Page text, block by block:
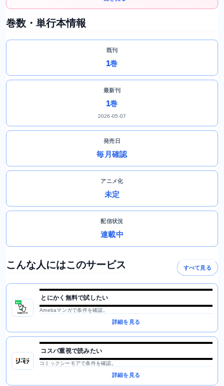
巻数・単行本情報
既刊
1巻
最新刊
1巻
2026-05-07
発売日
毎月確認
アニメ化
未定
配信状況
連載中
こんな人にはこのサービス すべて見る
とにかく無料で試したい
Amebaマンガで条件を確認。
詳細を見る
コスパ重視で読みたい
コミックシーモアで条件を確認。
詳細を見る